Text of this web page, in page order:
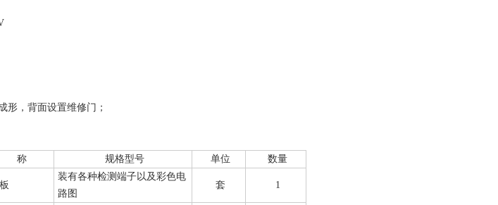
形，背面设置维修门；
称 规格型号 单位 数量
装有各种检测端子以及彩色电
路图
套 1